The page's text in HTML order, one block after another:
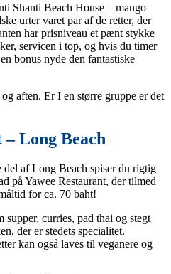
Shanti Beach House – mango
urter varet par af de retter, der
har prisniveau et pænt stykke
servicen i top, og hvis du timer
bonus nyde den fantastiske
aften. Er I en større gruppe er det
– Long Beach
af Long Beach spiser du rigtig
på Yawee Restaurant, der tilmed
for ca. 70 baht!
supper, curries, pad thai og stegt
der er stedets specialitet.
kan også laves til veganere og